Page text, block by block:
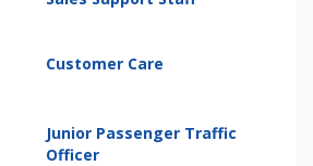
Customer Care
Junior Passenger Traffic
Officer